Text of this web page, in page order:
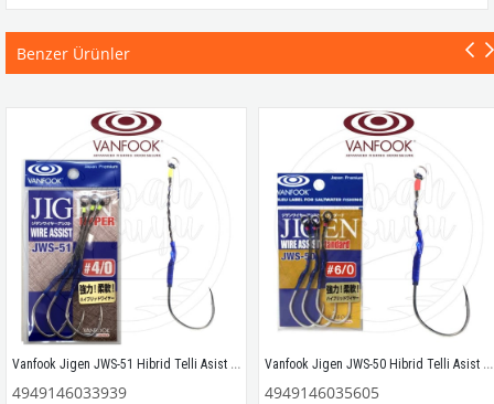
Benzer Ürünler
Vanfook Jigen JWS-51 Hibrid Telli Asist İğnesi #4/0
4949146033939
Vanfook Jigen JWS-50 Hibrid Telli Asist İğnesi #6/0
4949146035605